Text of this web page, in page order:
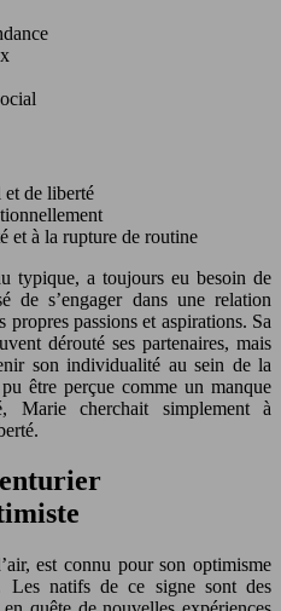
et de liberté
et à la rupture de routine
typique, a toujours eu besoin de
de s’engager dans une relation
propres passions et aspirations. Sa
dérouté ses partenaires, mais
son individualité au sein de la
être perçue comme un manque
Marie cherchait simplement à
est connu pour son optimisme
natifs de ce signe sont des